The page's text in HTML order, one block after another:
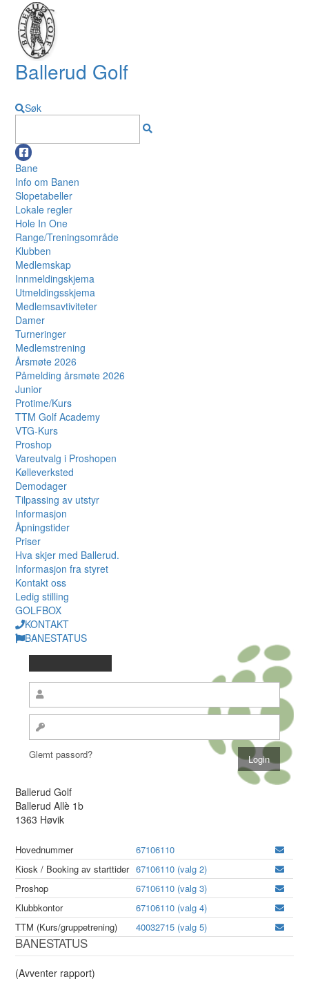
Ballerud Golf
Søk
Bane
Info om Banen
Slopetabeller
Lokale regler
Hole In One
Range/Treningsområde
Klubben
Medlemskap
Innmeldingskjema
Utmeldingsskjema
Medlemsavtiviteter
Damer
Turneringer
Medlemstrening
Årsmøte 2026
Påmelding årsmøte 2026
Junior
Protime/Kurs
TTM Golf Academy
VTG-Kurs
Proshop
Vareutvalg i Proshopen
Kølleverksted
Demodager
Tilpassing av utstyr
Informasjon
Åpningstider
Priser
Hva skjer med Ballerud.
Informasjon fra styret
Kontakt oss
Ledig stilling
GOLFBOX
KONTAKT
BANESTATUS
Glemt passord?
Ballerud Golf
Ballerud Allè 1b
1363 Høvik
Hovednummer
67106110
Kiosk / Booking av starttider 67106110 (valg 2)
Proshop
67106110 (valg 3)
Klubbkontor
67106110 (valg 4)
TTM (Kurs/gruppetrening)
40032715 (valg 5)
BANESTATUS
(Avventer rapport)